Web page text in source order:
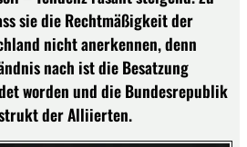
sie die Rechtmäßigkeit der
nicht anerkennen, denn
nach ist die Besatzung
worden und die Bundesrepublik
der Alliierten.